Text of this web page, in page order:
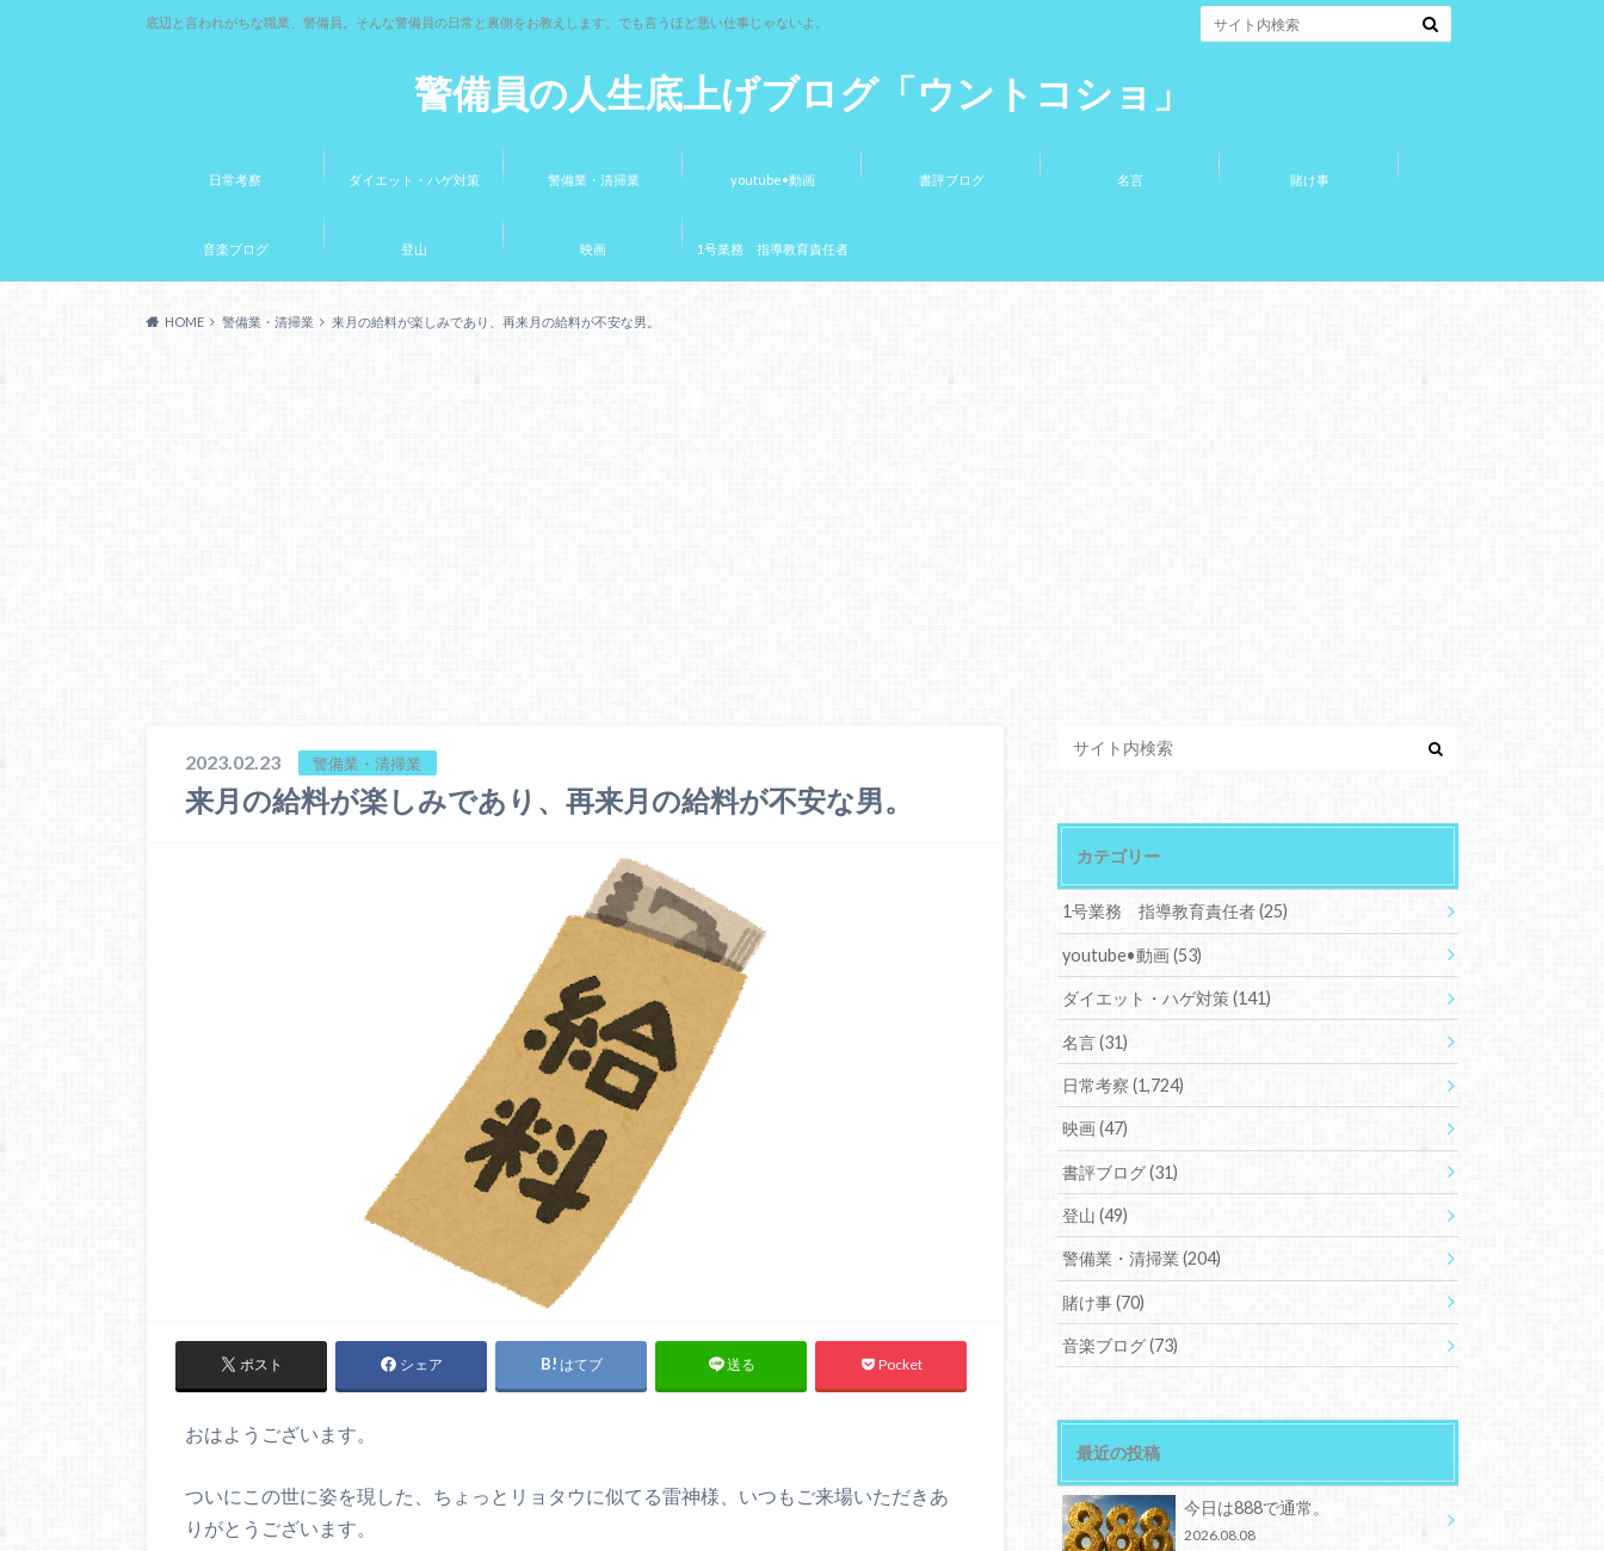
警備員の人生底上げブログ「ウントコショ」
底辺と言われがちな職業、警備員。そんな警備員の日常と裏側をお教えします。でも言うほど悪い仕事じゃないよ。
日常考察 ダイエット・ハゲ対策 警備業・清掃業 youtube•動画 書評ブログ 名言 賭け事
音楽ブログ 登山 映画 1号業務 指導教育責任者
HOME 警備業・清掃業 来月の給料が楽しみであり、再来月の給料が不安な男。
2023.02.23 警備業・清掃業
来月の給料が楽しみであり、再来月の給料が不安な男。
ポスト シェア はてブ 送る Pocket
おはようございます。
ついにこの世に姿を現した、ちょっとリョタウに似てる雷神様、いつもご来場いただきあ
りがとうございます。
カテゴリー
1号業務 指導教育責任者(25)
youtube•動画(53)
ダイエット・ハゲ対策(141)
名言(31)
日常考察(1,724)
映画(47)
書評ブログ(31)
登山(49)
警備業・清掃業(204)
賭け事(70)
音楽ブログ(73)
最近の投稿
今日は888で通常。
2026.08.08